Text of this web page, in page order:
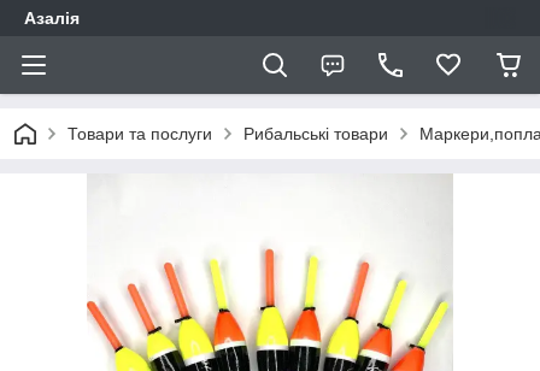
Азалія
Товари та послуги Рибальські товари